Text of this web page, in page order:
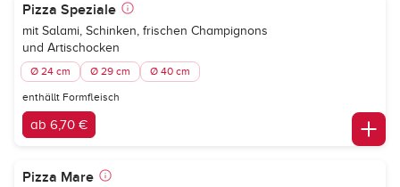
Pizza Speziale
mit Salami, Schinken, frischen Champignons
und Artischocken
Ø 24 cm Ø 29 cm Ø 40 cm
enthällt Formfleisch
ab 6,70 €
Pizza Mare